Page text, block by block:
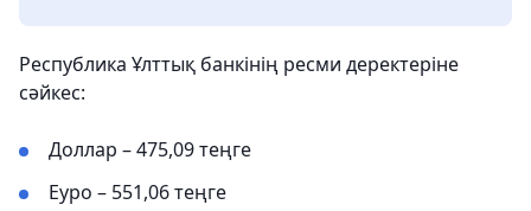
Республика Ұлттық банкінің ресми деректеріне
сәйкес:
Доллар – 475,09 теңге
Еуро – 551,06 теңге